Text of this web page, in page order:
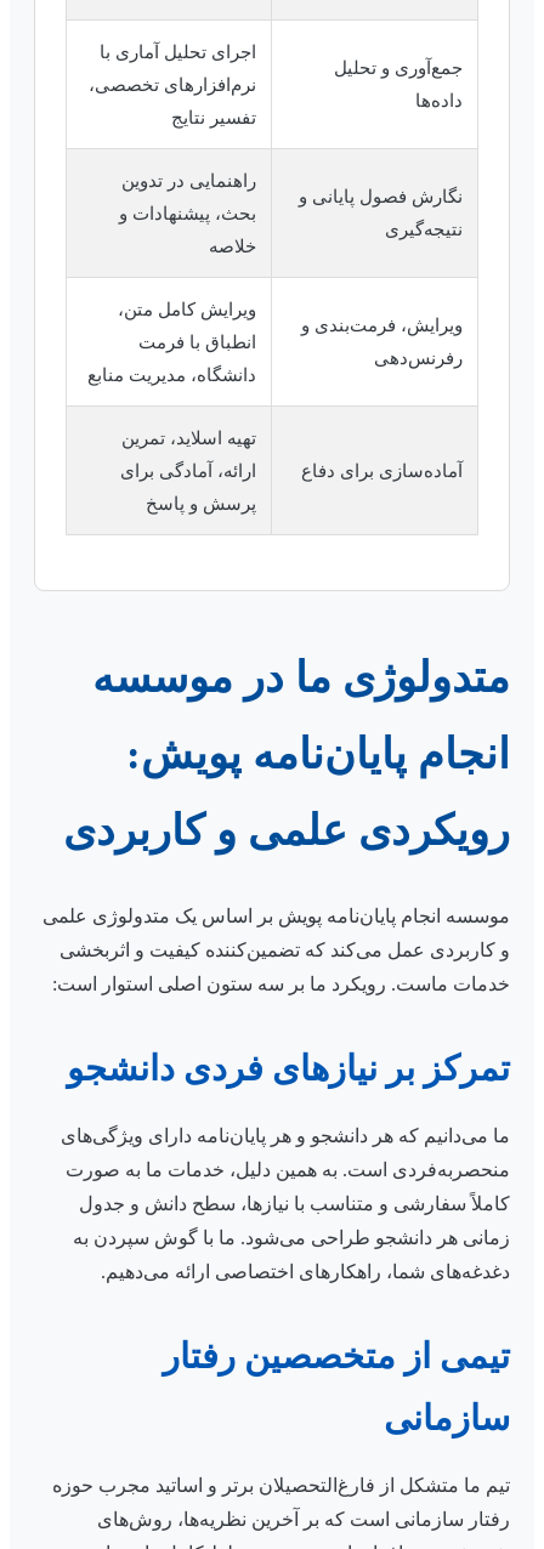
جمع‌آوری و تحلیل
داده‌ها
اجرای تحلیل آماری با
نرم‌افزارهای تخصصی،
تفسیر نتایج
نگارش فصول پایانی و
نتیجه‌گیری
راهنمایی در تدوین
بحث، پیشنهادات و
خلاصه
ویرایش، فرمت‌بندی و
رفرنس‌دهی
ویرایش کامل متن،
انطباق با فرمت
دانشگاه، مدیریت منابع
آماده‌سازی برای دفاع
تهیه اسلاید، تمرین
ارائه، آمادگی برای
پرسش و پاسخ
متدولوژی ما در موسسه
انجام پایان‌نامه پویش:
رویکردی علمی و کاربردی
موسسه انجام پایان‌نامه پویش بر اساس یک متدولوژی علمی
و کاربردی عمل می‌کند که تضمین‌کننده کیفیت و اثربخشی
خدمات ماست. رویکرد ما بر سه ستون اصلی استوار است:
تمرکز بر نیازهای فردی دانشجو
ما می‌دانیم که هر دانشجو و هر پایان‌نامه دارای ویژگی‌های
منحصربه‌فردی است. به همین دلیل، خدمات ما به صورت
کاملاً سفارشی و متناسب با نیازها، سطح دانش و جدول
زمانی هر دانشجو طراحی می‌شود. ما با گوش سپردن به
دغدغه‌های شما، راهکارهای اختصاصی ارائه می‌دهیم.
تیمی از متخصصین رفتار
سازمانی
تیم ما متشکل از فارغ‌التحصیلان برتر و اساتید مجرب حوزه
رفتار سازمانی است که بر آخرین نظریه‌ها، روش‌های